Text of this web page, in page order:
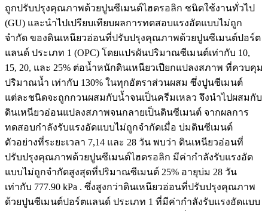
ถูกปรับปรุงคุณภาพด้วยปูนซีเมนต์ไฮดรอลิก ชนิดใช้งานทั่วไป
(GU) และนำไปเปรียบเทียบผลการทดสอบแรงอัดแบบไม่ถูก
จำกัด ของดินเหนียวอ่อนที่ปรับปรุงคุณภาพด้วยปูนซีเมนต์ปอร์ต
แลนด์ ประเภท 1 (OPC) โดยแปรผันปริมาณซีเมนต์เท่ากับ 10,
15, 20, และ 25% ต่อน้ำหนักดินเหนียวเปียกแปลงสภาพ ที่ควบคุม
ปริมาณน้ำ เท่ากับ 130% ในทุกอัตราส่วนผสม ซึ่งปูนซีเมนต์
แต่ละชนิดจะถูกกวนผสมกับน้ำจนเป็นครีมเหลว จึงนำไปผสมกับ
ดินเหนียวอ่อนแปลงสภาพจนกลายเป็นดินซีเมนต์ จากผลการ
ทดสอบกำลังรับแรงอัดแบบไม่ถูกจำกัดเมื่อ บ่มดินซีเมนต์
ตัวอย่างที่ระยะเวลา 7,14 และ 28 วัน พบว่า ดินเหนียวอ่อนที่
ปรับปรุงคุณภาพด้วยปูนซีเมนต์ไฮดรอลิก มีค่ากำลังรับแรงอัด
แบบไม่ถูกจำกัดสูงสุดที่ปริมาณซีเมนต์ 25% อายุบ่ม 28 วัน
เท่ากับ 777.90 kPa . ซึ่งสูงกว่าดินเหนียวอ่อนที่ปรับปรุงคุณภาพ
ด้วยปูนซีเมนต์ปอร์ตแลนด์ ประเภท 1 ที่มีค่ากำลังรับแรงอัดแบบ